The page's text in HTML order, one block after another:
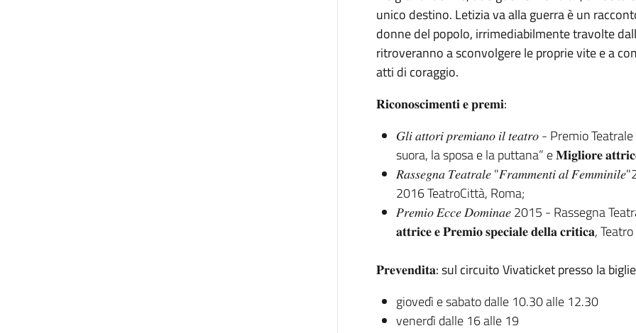
unico destino. Letizia va alla guerra è un
donne del popolo, irrimediabilmente travolte
ritroveranno a sconvolgere le proprie vite e a
atti di coraggio.
𝐑𝐢𝐜𝐨𝐧𝐨𝐬𝐜𝐢𝐦𝐞𝐧𝐭𝐢 𝐞 𝐩𝐫𝐞𝐦𝐢:
𝐺𝑙𝑖 𝑎𝑡𝑡𝑜𝑟𝑖 𝑝𝑟𝑒𝑚𝑖𝑎𝑛𝑜 𝑖𝑙 𝑡𝑒𝑎𝑡𝑟𝑜 - Premio
suora, la sposa e la puttana” e 𝐌𝐢𝐠𝐥𝐢𝐨𝐫𝐞
𝑅𝑎𝑠𝑠𝑒𝑔𝑛𝑎 𝑇𝑒𝑎𝑡𝑟𝑎𝑙𝑒 "𝐹𝑟𝑎𝑚𝑚𝑒𝑛𝑡𝑖 𝑎𝑙
2016 TeatroCittà, Roma;
𝑃𝑟𝑒𝑚𝑖𝑜 𝐸𝑐𝑐𝑒 𝐷𝑜𝑚𝑖𝑛𝑎𝑒 2015 - Rassegna
𝐚𝐭𝐭𝐫𝐢𝐜𝐞 𝐞 𝐏𝐫𝐞𝐦𝐢𝐨 𝐬𝐩𝐞𝐜𝐢𝐚𝐥𝐞 𝐝𝐞𝐥𝐥𝐚 𝐜𝐫𝐢𝐭𝐢𝐜𝐚,
𝐏𝐫𝐞𝐯𝐞𝐧𝐝𝐢𝐭𝐚: sul circuito Vivaticket presso la
giovedì e sabato dalle 10.30 alle 12.30
venerdì dalle 16 alle 19